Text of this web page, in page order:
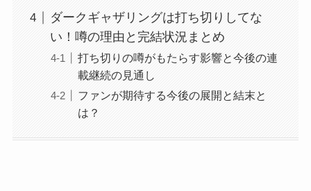
ダークギャザリングは打ち切りしてな
い！噂の理由と完結状況まとめ
打ち切りの噂がもたらす影響と今後の連
載継続の見通し
ファンが期待する今後の展開と結末と
は？